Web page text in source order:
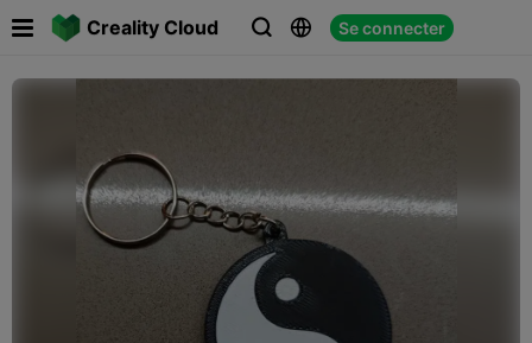
Creality Cloud   Se connecter
 